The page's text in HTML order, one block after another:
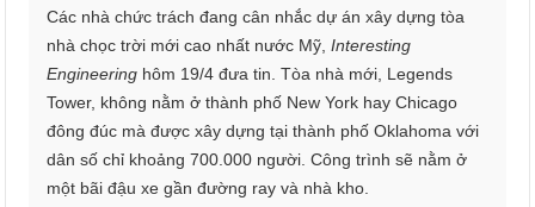
Các nhà chức trách đang cân nhắc dự án xây dựng tòa
nhà chọc trời mới cao nhất nước Mỹ,Interesting
Engineering hôm 19/4 đưa tin. Tòa nhà mới, Legends
Tower, không nằm ở thành phố New York hay Chicago
đông đúc mà được xây dựng tại thành phố Oklahoma với
dân số chỉ khoảng 700.000 người. Công trình sẽ nằm ở
một bãi đậu xe gần đường ray và nhà kho.